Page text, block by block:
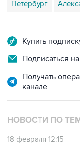
Петербург
Купить
Подписаться
Получать
канале
НОВОСТИ ПО
18 февраля 12:15